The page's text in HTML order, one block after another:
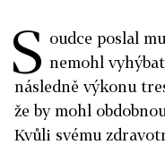
S oudce poslal
nemohl
následně výkonu
že by mohl
Kvůli svému